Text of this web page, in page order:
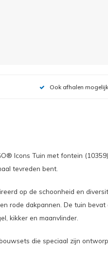
Ook afhalen
Icons Tuin met fontein
tevreden bent.
op de schoonheid en
rode dakpannen. De tuin
kikker en maanvlinder.
die speciaal zijn